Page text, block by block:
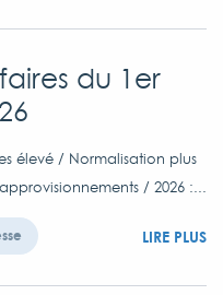
du 1er
élevé / Normalisation plus
/ 2026 :...
LIRE PLUS